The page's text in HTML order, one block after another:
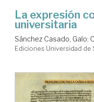
La expresión
universitaria
Sánchez Casado, Galo;
Ediciones Universidad de